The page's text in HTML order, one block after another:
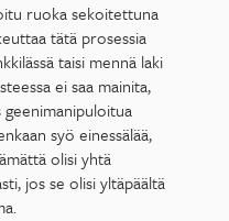
ruoka sekoitettuna
tätä prosessia
taisi mennä laki
ei saa mainita,
geenimanipuloitua
syö einessälää,
olisi yhtä
jos se olisi yltäpäältä